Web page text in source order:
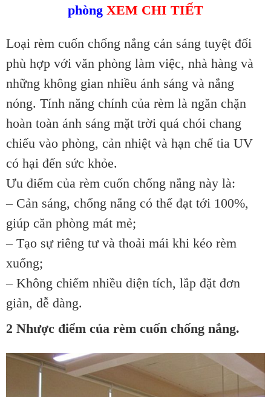
phòng XEM CHI TIẾT
Loại rèm cuốn chống nắng cản sáng tuyệt đối
phù hợp với văn phòng làm việc, nhà hàng và
những không gian nhiều ánh sáng và nắng
nóng. Tính năng chính của rèm là ngăn chặn
hoàn toàn ánh sáng mặt trời quá chói chang
chiếu vào phòng, cản nhiệt và hạn chế tia UV
có hại đến sức khỏe.
Ưu điểm của rèm cuốn chống nắng này là:
– Cản sáng, chống nắng có thể đạt tới 100%,
giúp căn phòng mát mẻ;
– Tạo sự riêng tư và thoải mái khi kéo rèm
xuống;
– Không chiếm nhiều diện tích, lắp đặt đơn
giản, dễ dàng.
2 Nhược điểm của rèm cuốn chống nắng.